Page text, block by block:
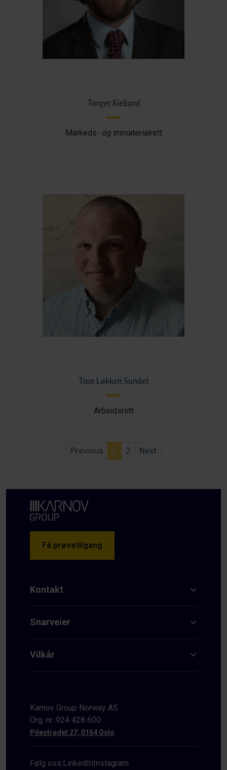
Torger Kielland
Markeds- og immaterialrett
Tron Løkken Sundet
Arbeidsrett
Previous 1 2 Next
Få prøvetilgang
Kontakt
Snarveier
Vilkår
Karnov Group Norway AS
Org. nr. 924 428 600
Pilestredet 27, 0164 Oslo
Følg oss:LinkedInInstagram